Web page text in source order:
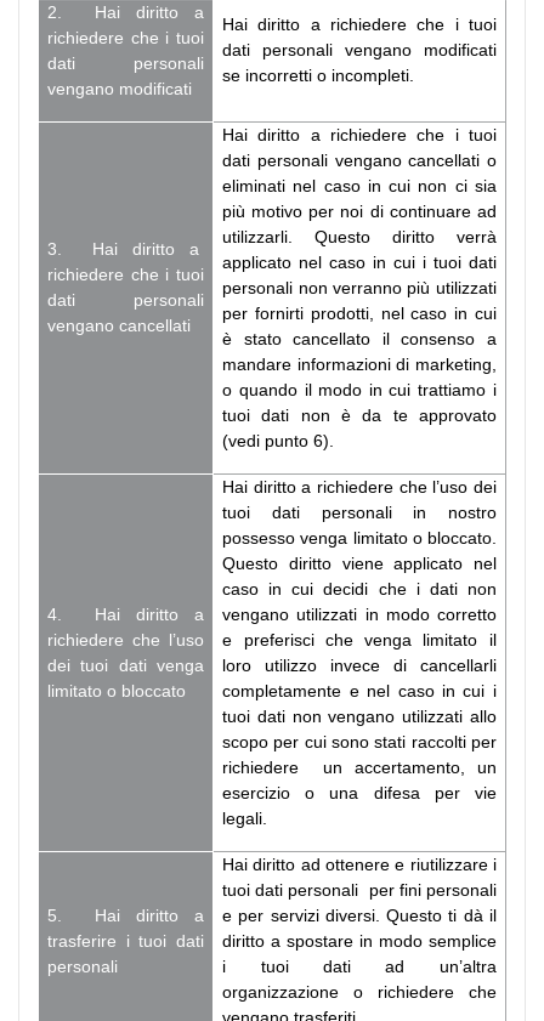
2. Hai diritto a
richiedere che i tuoi
dati personali
vengano modificati
Hai diritto a richiedere che i tuoi
dati personali vengano modificati
se incorretti o incompleti.
3. Hai diritto a
richiedere che i tuoi
dati personali
vengano cancellati
Hai diritto a richiedere che i tuoi
dati personali vengano cancellati o
eliminati nel caso in cui non ci sia
più motivo per noi di continuare ad
utilizzarli. Questo diritto verrà
applicato nel caso in cui i tuoi dati
personali non verranno più utilizzati
per fornirti prodotti, nel caso in cui
è stato cancellato il consenso a
mandare informazioni di marketing,
o quando il modo in cui trattiamo i
tuoi dati non è da te approvato
(vedi punto 6).
4. Hai diritto a
richiedere che l’uso
dei tuoi dati venga
limitato o bloccato
Hai diritto a richiedere che l’uso dei
tuoi dati personali in nostro
possesso venga limitato o bloccato.
Questo diritto viene applicato nel
caso in cui decidi che i dati non
vengano utilizzati in modo corretto
e preferisci che venga limitato il
loro utilizzo invece di cancellarli
completamente e nel caso in cui i
tuoi dati non vengano utilizzati allo
scopo per cui sono stati raccolti per
richiedere un accertamento, un
esercizio o una difesa per vie
legali.
5. Hai diritto a
trasferire i tuoi dati
personali
Hai diritto ad ottenere e riutilizzare i
tuoi dati personali per fini personali
e per servizi diversi. Questo ti dà il
diritto a spostare in modo semplice
i tuoi dati ad un’altra
organizzazione o richiedere che
vengano trasferiti.